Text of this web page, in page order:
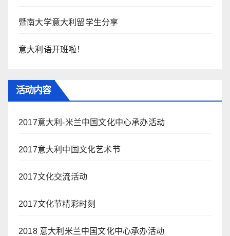
暨南大学意大利留学生分享
意大利语开班啦！
活动内容
2017意大利-米兰中国文化中心承办活动
2017意大利中国文化艺术节
2017文化交流活动
2017文化节精彩时刻
2018 意大利米兰中国文化中心承办活动